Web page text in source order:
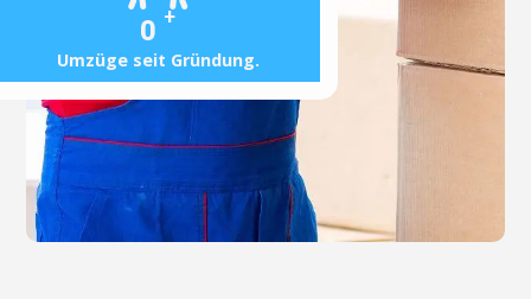
0 +
Umzüge seit Gründung.